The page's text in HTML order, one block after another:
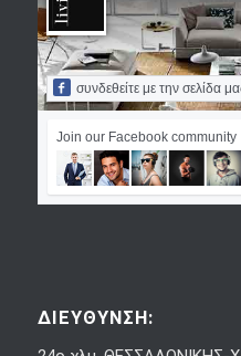
συνδεθείτε με την σελίδα
Join our Facebook community
ΔΙΕΥΘΥΝΣΗ: